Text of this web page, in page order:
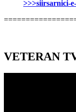
>>>siirsarnici-
VETERAN